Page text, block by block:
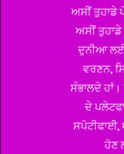
ਅਸੀਂ ਤੁਹਾਡੇ
ਅਸੀਂ
ਦੁਨੀਆ
ਵਰਣਨ,
ਸੰਭਾਲਦੇ
ਦੇ
ਹੋਣ